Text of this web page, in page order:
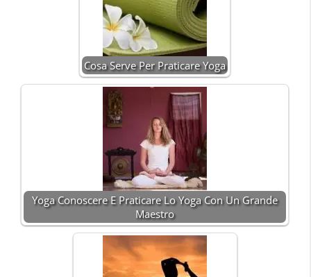
Cosa Serve Per Praticare Yoga
Yoga Conoscere E Praticare Lo Yoga Con Un Grande
Maestro